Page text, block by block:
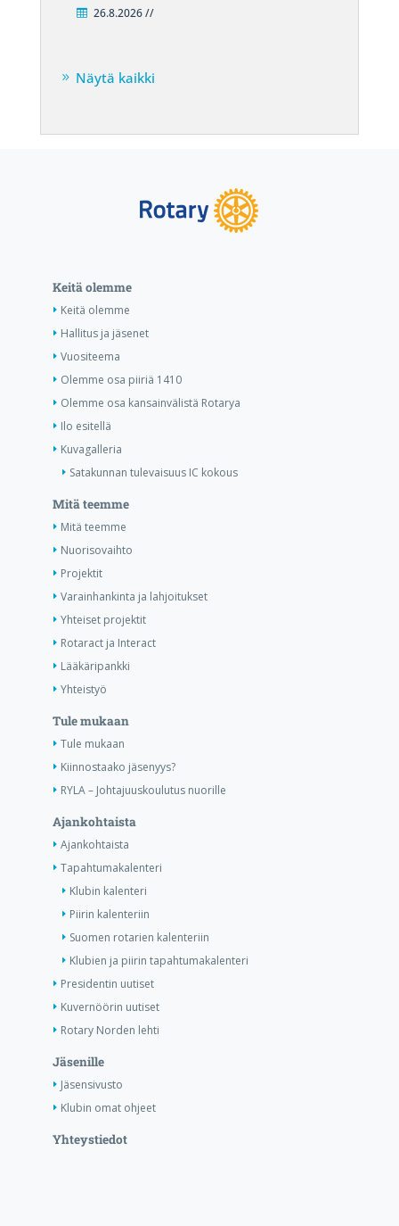
26.8.2026 //
Näytä kaikki
Keitä olemme
Keitä olemme
Hallitus ja jäsenet
Vuositeema
Olemme osa piiriä 1410
Olemme osa kansainvälistä Rotarya
Ilo esitellä
Kuvagalleria
Satakunnan tulevaisuus IC kokous
Mitä teemme
Mitä teemme
Nuorisovaihto
Projektit
Varainhankinta ja lahjoitukset
Yhteiset projektit
Rotaract ja Interact
Lääkäripankki
Yhteistyö
Tule mukaan
Tule mukaan
Kiinnostaako jäsenyys?
RYLA – Johtajuuskoulutus nuorille
Ajankohtaista
Ajankohtaista
Tapahtumakalenteri
Klubin kalenteri
Piirin kalenteriin
Suomen rotarien kalenteriin
Klubien ja piirin tapahtumakalenteri
Presidentin uutiset
Kuvernöörin uutiset
Rotary Norden lehti
Jäsenille
Jäsensivusto
Klubin omat ohjeet
Yhteystiedot